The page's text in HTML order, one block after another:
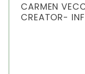
CARMEN
CREATOR-